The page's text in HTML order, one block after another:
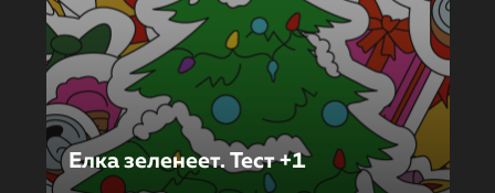
Елка зеленеет. Тест +1